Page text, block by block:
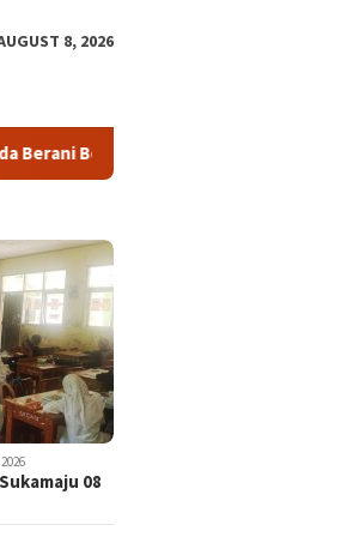
8, 2026
dan Merawat Demokrasi
08